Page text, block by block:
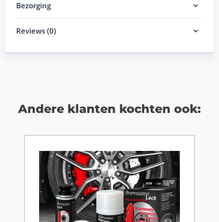
Bezorging
Reviews (0)
Andere klanten kochten ook: